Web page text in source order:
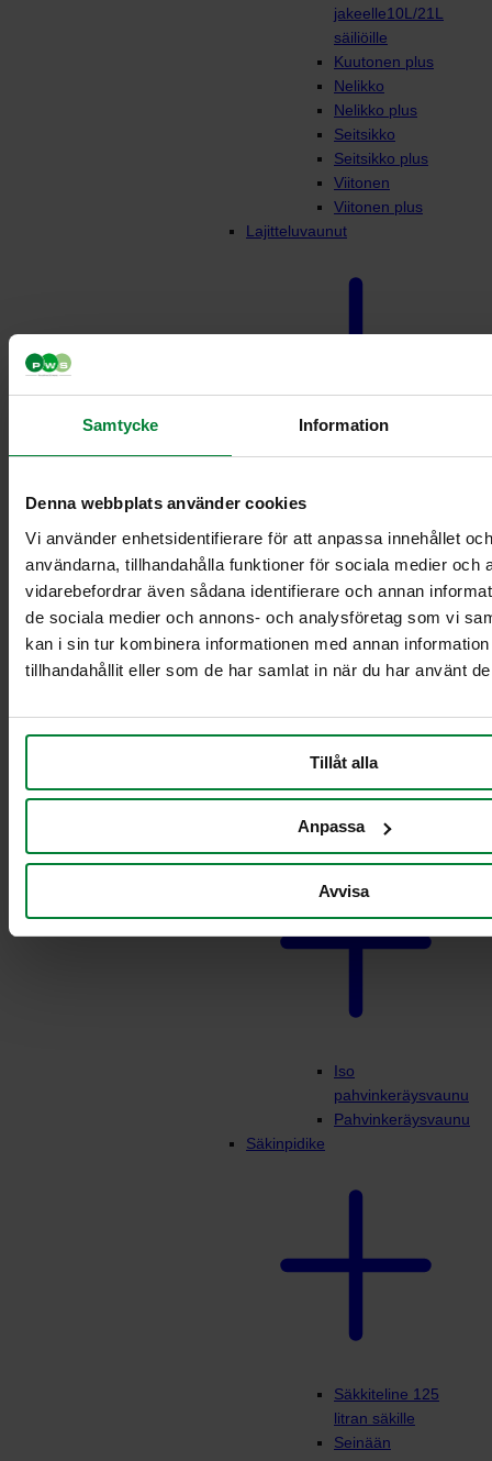
Samtycke Information
Denna webbplats använder cookies
Vi använder enhetsidentifierare för att anpassa innehållet
användarna, tillhandahålla funktioner för sociala medier och
vidarebefordrar även sådana identifierare och annan
de sociala medier och annons- och analysföretag som vi
kan i sin tur kombinera informationen med annan
tillhandahållit eller som de har samlat in när du har använt
Tillåt alla
Anpassa
Avvisa
jakeelle10L/21L
säiliöille
Kuutonen plus
Nelikko
Nelikko plus
Seitsikko
Seitsikko plus
Viitonen
Viitonen plus
Lajitteluvaunut
Vaunut säiliöille 2 x
21-29L
60L
Vaunut säiliöille 2 x
90 L
Vaunut säiliöille
Vaunut säiliöille 60
Vaunut säiliöille 90
L
Pahvinkeräysvaunu
Iso
pahvinkeräysvaunu
Pahvinkeräysvaunu
Säkinpidike
Säkkiteline 125
litran säkille
Seinään